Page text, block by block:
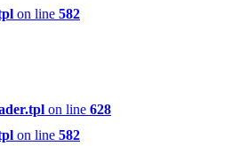
on line 582
on line 628
on line 582